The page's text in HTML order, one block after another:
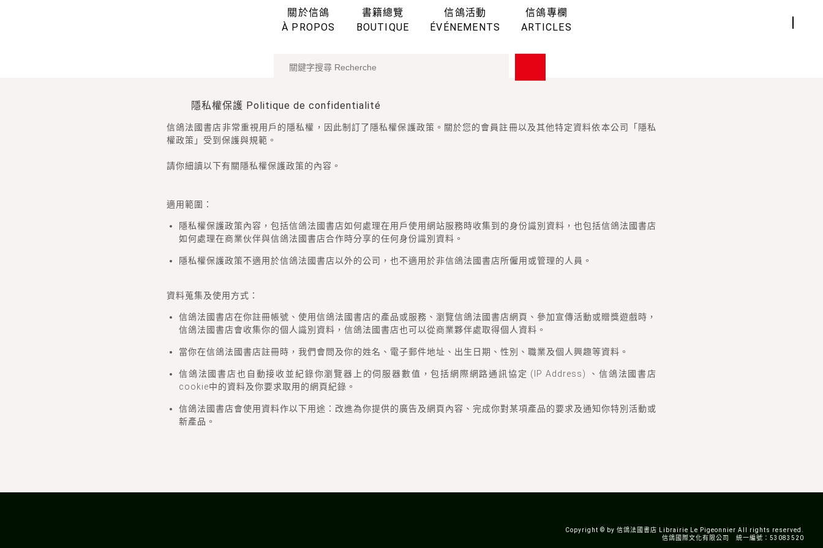
關於信鴿
À PROPOS
書籍總覽
BOUTIQUE
信鴿活動
ÉVÉNEMENTS
信鴿專欄
ARTICLES
隱私權保護 Politique de confidentialité
信鴿法國書店非常重視用戶的隱私權，因此制訂了隱私權保護政策。關於您的會員註冊以及其他特定資料依本公司「隱私
權政策」受到保護與規範。
請你細讀以下有關隱私權保護政策的內容。
適用範圍：
隱私權保護政策內容，包括信鴿法國書店如何處理在用戶使用網站服務時收集到的身份識別資料，也包括信鴿法國書店
如何處理在商業伙伴與信鴿法國書店合作時分享的任何身份識別資料。
隱私權保護政策不適用於信鴿法國書店以外的公司，也不適用於非信鴿法國書店所僱用或管理的人員。
資料蒐集及使用方式：
信鴿法國書店在你註冊帳號、使用信鴿法國書店的產品或服務、瀏覽信鴿法國書店網頁、參加宣傳活動或贈獎遊戲時，
信鴿法國書店會收集你的個人識別資料，信鴿法國書店也可以從商業夥伴處取得個人資料。
當你在信鴿法國書店註冊時，我們會問及你的姓名、電子郵件地址、出生日期、性別、職業及個人興趣等資料。
信鴿法國書店也自動接收並紀錄你瀏覽器上的伺服器數值，包括網際網路通訊協定 (IP Address) 、信鴿法國書店
cookie中的資料及你要求取用的網頁紀錄。
信鴿法國書店會使用資料作以下用途：改進為你提供的廣告及網頁內容、完成你對某項產品的要求及通知你特別活動或
新產品。
Copyright © by 信鴿法國書店 Librairie Le Pigeonnier All rights reserved.
信鴿國際文化有限公司 統一編號：53083520